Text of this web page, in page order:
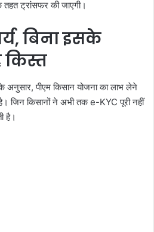
ट्रांसफर की जाएगी।
बिना इसके
अनुसार, पीएम किसान योजना का लाभ लेने
जिन किसानों ने अभी तक e-KYC पूरी नहीं
है।